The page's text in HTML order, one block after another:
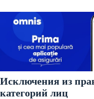
Исключения из
категорий лиц